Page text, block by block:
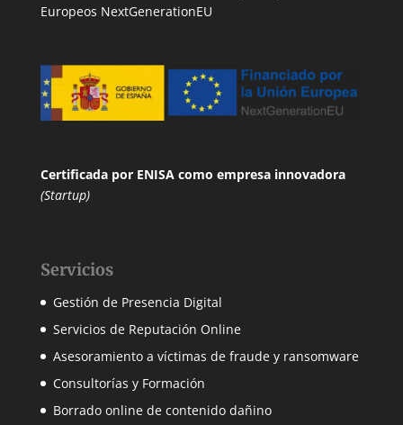
Europeos NextGenerationEU
Certificada por ENISAcomo empresa innovadora
(Startup)
Servicios
Gestión de Presencia Digital
Servicios de Reputación Online
Asesoramiento a víctimas de fraude y ransomware
Consultorías y Formación
Borrado online de contenido dañino